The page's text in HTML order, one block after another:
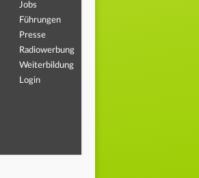
Jobs
Führungen
Presse
Radiowerbung
Weiterbildung
Login